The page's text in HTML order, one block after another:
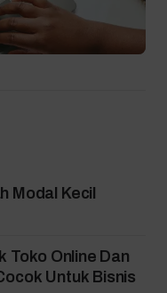
Modal Kecil
Toko Online Dan
Untuk Bisnis